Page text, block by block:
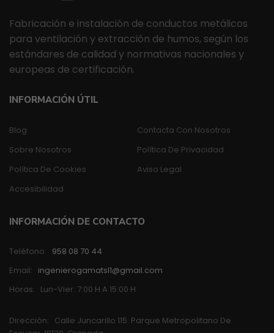
Fabricación e instalación de conductos metálicos
para ventilación y extracción de humos, según los
estándares de calidad y normativas nacionales y
europeas de certificación.
INFORMACIÓN ÚTIL
Blog
Contacta Con Nosotros
Sobre Nosotros
Política De Privacidad
Política De Cookies
Aviso Legal
Accesibilidad
INFORMACIÓN DE CONTACTO
Teléfono: 958 08 70 44
Email: ingenierogamatsl1@gmail.com
Horas: Lun-Vier: 7:00 H A 15:00 H
Dirección: Calle Juncarillo 115. Parque Metropolitano De